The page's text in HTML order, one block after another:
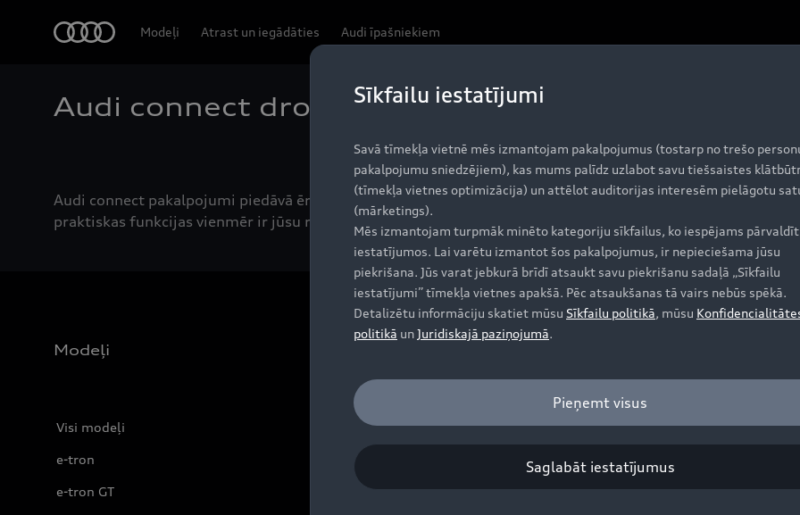
Modeļi Atrast un iegādāties Audi īpašniekiem
Audi connect drošība un serviss, ieskaitot
Audi connect pakalpojumi piedāvā ērtību un drošības sajūtu brauciena laikā. Pateicoties myAudi
praktiskas funkcijas vienmēr ir jūsu rīcībā.
Modeļi
Visi modeļi
e-tron
e-tron GT
Aktuālie piedāvājumi
Krājuma automobiļi
Lietoti automobiļi
Sīkfailu iestatījumi
Savā tīmekļa vietnē mēs izmantojam pakalpojumus (tostarp no trešo
pakalpojumu sniedzējiem), kas mums palīdz uzlabot savu tiešsaistes
(tīmekļa vietnes optimizācija) un attēlot auditorijas interesēm pielāgotu
(mārketings).
Mēs izmantojam turpmāk minēto kategoriju sīkfailus, ko iespējams
iestatījumos. Lai varētu izmantot šos pakalpojumus, ir nepieciešama jūsu
piekrišana. Jūs varat jebkurā brīdī atsaukt savu piekrišanu sadaļā „Sīkfailu
iestatījumi” tīmekļa vietnes apakšā. Pēc atsaukšanas tā vairs nebūs spēkā.
Detalizētu informāciju skatiet mūsu Sīkfailu politikā, mūsu
politikā unJuridiskajā paziņojumā.
Pieņemt visus
Saglabāt iestatījumus